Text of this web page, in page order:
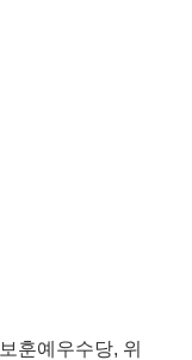
훈예우수당, 위